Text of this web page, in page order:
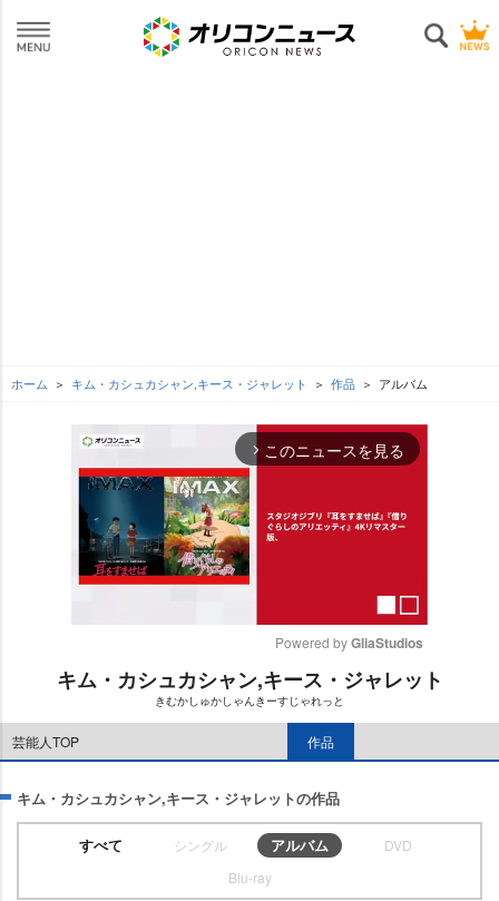
ホーム キム・カシュカシャン,キース・ジャレット 作品 アルバム
arrow_forward_ios このニュースを見る
M
Powered by GliaStudios
キム・カシュカシャン,キース・ジャレット
きむかしゅかしゃんきーすじゃれっと
芸能人TOP 作品
キム・カシュカシャン,キース・ジャレットの作品
すべて シングル アルバム
DVD
Blu-ray